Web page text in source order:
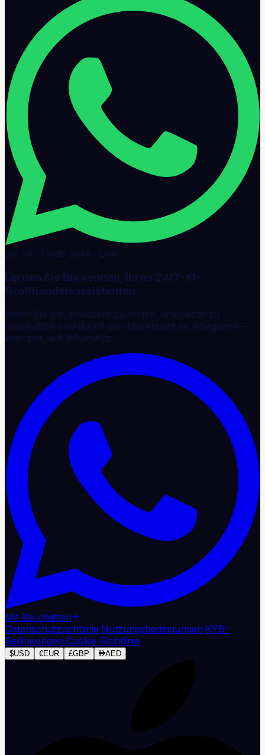
Bix · AI Trade Desk · Live
Lernen Sie Bix kennen, Ihren 24/7-KI-
Großhandelsassistenten
Bitten Sie Bix, Produkte zu finden, Angebote zu
beschaffen und durch den Marktplatz zu navigieren —
jederzeit, auf WhatsApp.
Mit Bix chatten
Datenschutzrichtlinie·Nutzungsbedingungen·KYB-
Bedingungen·Cookie-Richtlinie
$USD €EUR £GBP AED